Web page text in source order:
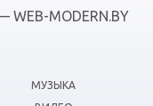
MODERN.BY
МУЗЫКА